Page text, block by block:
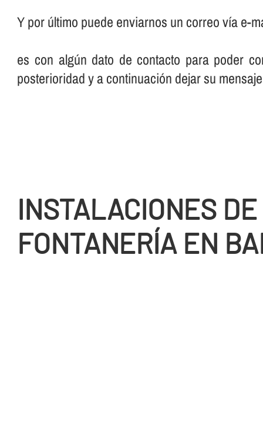
Y por último puede enviarnos un correo ví­a e-
es con algún dato de contacto para poder
posterioridad y a continuación dejar su
INSTALACIONES DE
FONTANERÍ­A EN